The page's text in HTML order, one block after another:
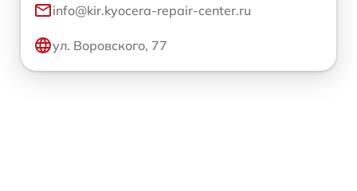
info@kir.kyocera-repair-center.ru
ул. Воровского, 77